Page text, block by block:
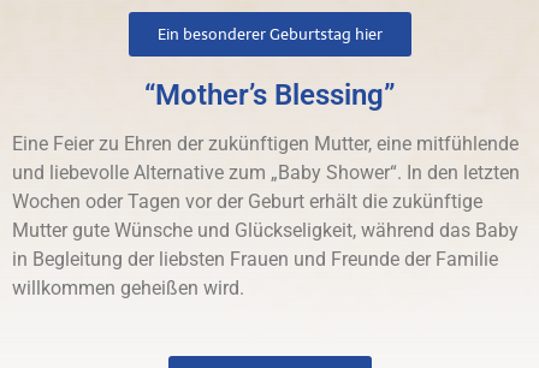
Ein besonderer Geburtstag hier
“Mother’s Blessing”
Eine Feier zu Ehren der zukünftigen Mutter, eine mitfühlende
und liebevolle Alternative zum „Baby Shower“. In den letzten
Wochen oder Tagen vor der Geburt erhält die zukünftige
Mutter gute Wünsche und Glückseligkeit, während das Baby
in Begleitung der liebsten Frauen und Freunde der Familie
willkommen geheißen wird.